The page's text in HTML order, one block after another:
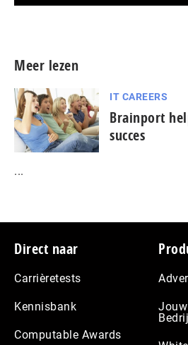
Meer lezen
IT CAREERS
Brainport
succes
...
Footer
Direct naar
Carrièretests
Kennisbank
Computable Awards